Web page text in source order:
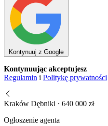
Kontynuuj z Google
Kontynuując akceptujesz
Regulamin i Politykę prywatności
Kraków Dębniki · 640 000 zł
Ogłoszenie agenta